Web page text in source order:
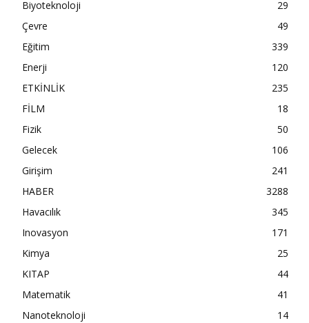
Biyoteknoloji
29
Çevre
49
Eğitim
339
Enerji
120
ETKİNLİK
235
FİLM
18
Fizik
50
Gelecek
106
Girişim
241
HABER
3288
Havacılık
345
Inovasyon
171
Kimya
25
KITAP
44
Matematik
41
Nanoteknoloji
14